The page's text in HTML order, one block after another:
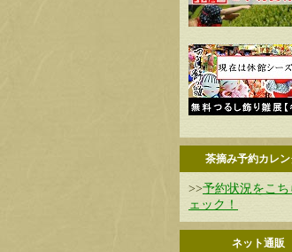
茶摘み予約カレ
>>予約状況をこち
ェック！
ネット通販